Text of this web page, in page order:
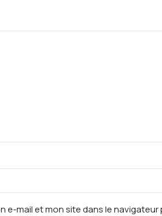
e-mail et mon site dans le